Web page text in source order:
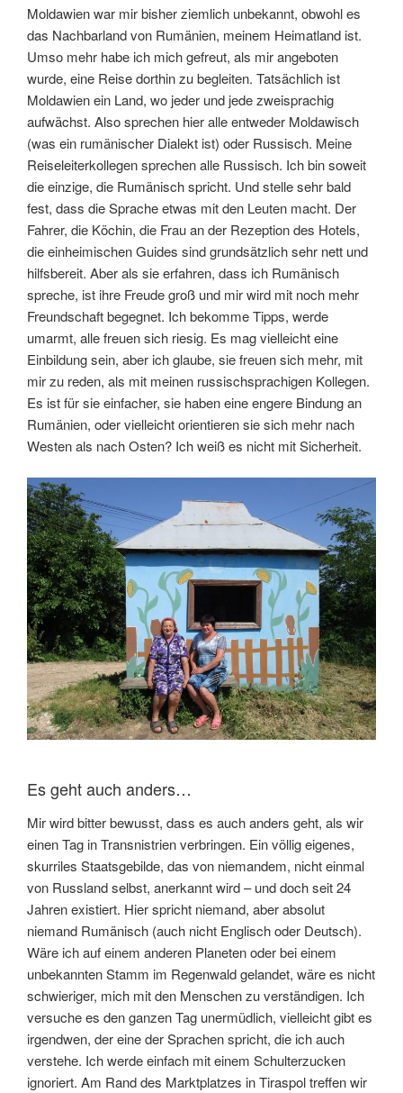
Moldawien war mir bisher ziemlich unbekannt, obwohl es
das Nachbarland von Rumänien, meinem Heimatland ist.
Umso mehr habe ich mich gefreut, als mir angeboten
wurde, eine Reise dorthin zu begleiten. Tatsächlich ist
Moldawien ein Land, wo jeder und jede zweisprachig
aufwächst. Also sprechen hier alle entweder Moldawisch
(was ein rumänischer Dialekt ist) oder Russisch. Meine
Reiseleiterkollegen sprechen alle Russisch. Ich bin soweit
die einzige, die Rumänisch spricht. Und stelle sehr bald
fest, dass die Sprache etwas mit den Leuten macht. Der
Fahrer, die Köchin, die Frau an der Rezeption des Hotels,
die einheimischen Guides sind grundsätzlich sehr nett und
hilfsbereit. Aber als sie erfahren, dass ich Rumänisch
spreche, ist ihre Freude groß und mir wird mit noch mehr
Freundschaft begegnet. Ich bekomme Tipps, werde
umarmt, alle freuen sich riesig. Es mag vielleicht eine
Einbildung sein, aber ich glaube, sie freuen sich mehr, mit
mir zu reden, als mit meinen russischsprachigen Kollegen.
Es ist für sie einfacher, sie haben eine engere Bindung an
Rumänien, oder vielleicht orientieren sie sich mehr nach
Westen als nach Osten? Ich weiß es nicht mit Sicherheit.
Es geht auch anders…
Mir wird bitter bewusst, dass es auch anders geht, als wir
einen Tag in Transnistrien verbringen. Ein völlig eigenes,
skurriles Staatsgebilde, das von niemandem, nicht einmal
von Russland selbst, anerkannt wird – und doch seit 24
Jahren existiert. Hier spricht niemand, aber absolut
niemand Rumänisch (auch nicht Englisch oder Deutsch).
Wäre ich auf einem anderen Planeten oder bei einem
unbekannten Stamm im Regenwald gelandet, wäre es nicht
schwieriger, mich mit den Menschen zu verständigen. Ich
versuche es den ganzen Tag unermüdlich, vielleicht gibt es
irgendwen, der eine der Sprachen spricht, die ich auch
verstehe. Ich werde einfach mit einem Schulterzucken
ignoriert. Am Rand des Marktplatzes in Tiraspol treffen wir